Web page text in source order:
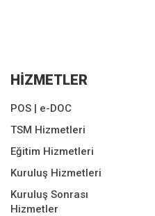
HİZMETLER
POS | e-DOC
TSM Hizmetleri
Eğitim Hizmetleri
Kuruluş Hizmetleri
Kuruluş Sonrası
Hizmetler